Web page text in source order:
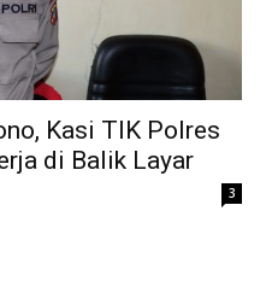
Kasi TIK Polres
di Balik Layar
3